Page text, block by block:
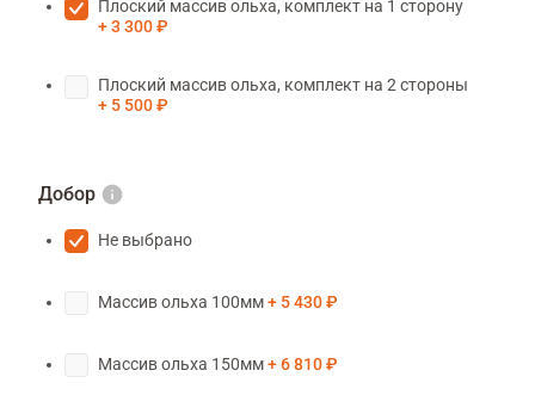
Плоский массив ольха, комплект на 1 сторону
3 300 ₽
Плоский массив ольха, комплект на 2 стороны
5 500 ₽
Добор
Не выбрано
Массив ольха 100мм 5 430 ₽
Массив ольха 150мм 6 810 ₽